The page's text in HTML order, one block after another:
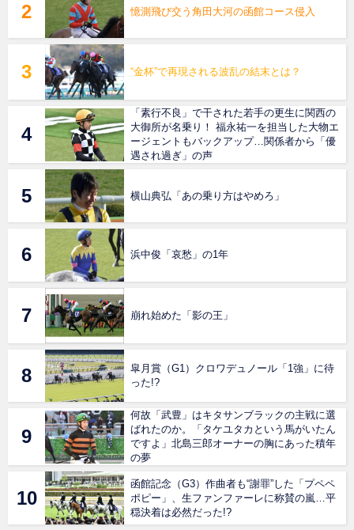
憶測飛び交う角田大河の函館コース侵入
“金杯”で再現される波乱の結末とは？
「素行不良」で干された若手の更生に関西の
大御所が名乗り！ 福永祐一を担当した大物エ
ージェントもバックアップ…関係者から「優
遇され過ぎ」の声
横山典弘「あの乗り方はやめろ」
浜中俊「哀愁」の1年
崩れ始めた「影の王」
皐月賞（G1）クロワデュノール「1強」に待
った!?
何故「武豊」はキタサンブラックの主戦に選
ばれたのか。「タケユタカという馬がいたん
ですよ」北島三郎オーナーの胸にあった積年
の夢
函館記念（G3）作曲者も“謝罪”した「プペペ
ポピー」、生ファンファーレに称賛の嵐…平
穏決着は必然だった!?